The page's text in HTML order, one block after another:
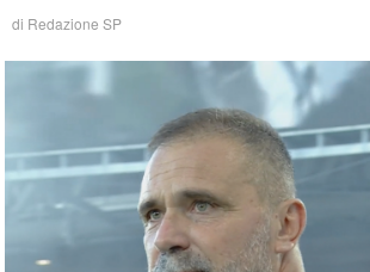
di Redazione SP